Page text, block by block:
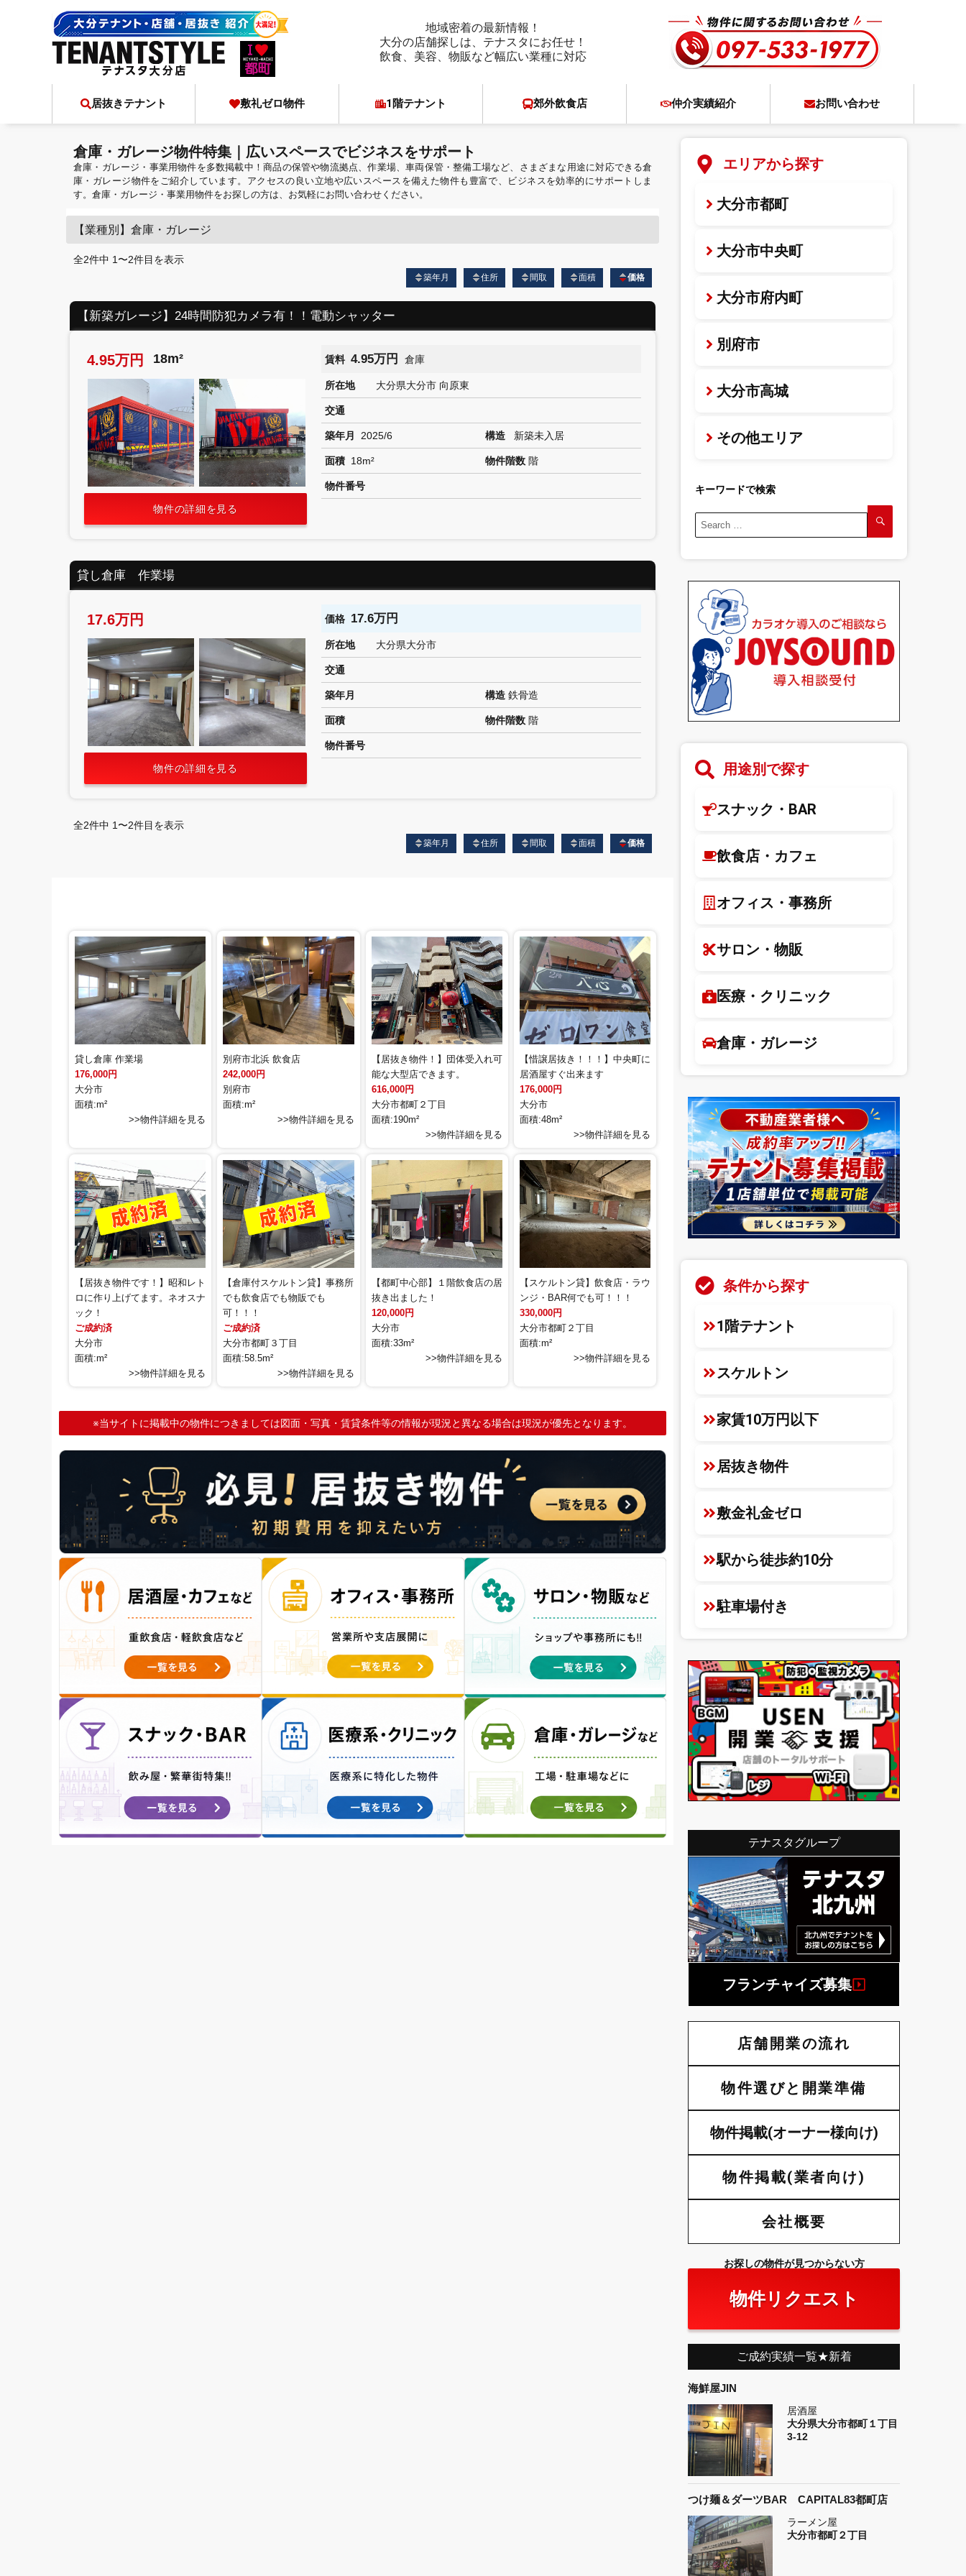
地域密着の最新情報！
大分の店舗探しは、テナスタにお任せ！
飲食、美容、物販など幅広い業種に対応
居抜きテナント 敷礼ゼロ物件 1階テナント 郊外飲食店 仲介実績紹介 お問い合わせ
倉庫・ガレージ物件特集｜広いスペースでビジネスをサポート
倉庫・ガレージ・事業用物件を多数掲載中！商品の保管や物流拠点、作業場、車両保管・整備工場など、さまざまな用途に対応できる倉
庫・ガレージ物件をご紹介しています。アクセスの良い立地や広いスペースを備えた物件も豊富で、ビジネスを効率的にサポートしま
す。倉庫・ガレージ・事業用物件をお探しの方は、お気軽にお問い合わせください。
【業種別】倉庫・ガレージ
全2件中 1〜2件目を表示
価格
面積
間取
住所
築年月
【新築ガレージ】24時間防犯カメラ有！！電動シャッター
4.95万円 18m²
物件の詳細を見る
賃料 4.95万円 倉庫
所在地 大分県大分市 向原東
交通
築年月 2025/6 構造 新築未入居
面積 18m² 物件階数 階
物件番号
貸し倉庫 作業場
17.6万円
物件の詳細を見る
価格 17.6万円
所在地 大分県大分市
交通
築年月 構造 鉄骨造
面積 物件階数 階
物件番号
全2件中 1〜2件目を表示
価格
面積
間取
住所
築年月
貸し倉庫 作業場
176,000円
大分市
面積:m²
>>物件詳細を見る
別府市北浜 飲食店
242,000円
別府市
面積:m²
>>物件詳細を見る
【居抜き物件！】団体受入れ可
能な大型店できます。
616,000円
大分市都町２丁目
面積:190m²
>>物件詳細を見る
【惜譲居抜き！！！】中央町に
居酒屋すぐ出来ます
176,000円
大分市
面積:48m²
>>物件詳細を見る
【居抜き物件です！】昭和レト
ロに作り上げてます。ネオスナ
ック！
ご成約済
大分市
面積:m²
>>物件詳細を見る
【倉庫付スケルトン貸】事務所
でも飲食店でも物販でも
可！！！
ご成約済
大分市都町３丁目
面積:58.5m²
>>物件詳細を見る
【都町中心部】１階飲食店の居
抜き出ました！
120,000円
大分市
面積:33m²
>>物件詳細を見る
【スケルトン貸】飲食店・ラウ
ンジ・BAR何でも可！！！
330,000円
大分市都町２丁目
面積:m²
>>物件詳細を見る
※当サイトに掲載中の物件につきましては図面・写真・賃貸条件等の情報が現況と異なる場合は現況が優先となります。
エリアから探す
大分市都町
大分市中央町
大分市府内町
別府市
大分市高城
その他エリア
キーワードで検索
用途別で探す
スナック・BAR
飲食店・カフェ
オフィス・事務所
サロン・物販
医療・クリニック
倉庫・ガレージ
条件から探す
1階テナント
スケルトン
家賃10万円以下
居抜き物件
敷金礼金ゼロ
駅から徒歩約10分
駐車場付き
テナスタグループ
フランチャイズ募集
店舗開業の流れ
物件選びと開業準備
物件掲載(オーナー様向け)
物件掲載(業者向け)
会社概要
お探しの物件が見つからない方
物件リクエスト
ご成約実績一覧★新着
海鮮屋JIN
居酒屋
大分県大分市都町１丁目
3-12
つけ麺＆ダーツBAR CAPITAL83都町店
ラーメン屋
大分市都町２丁目